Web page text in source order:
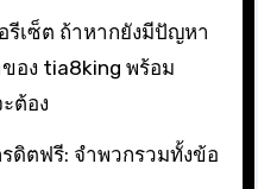
รีเซ็ต ถ้าหากยังมีปัญหา
อง tia8king พร้อม
ต้อง
ดิตฟรี: จำพวกรวมทั้งข้อ